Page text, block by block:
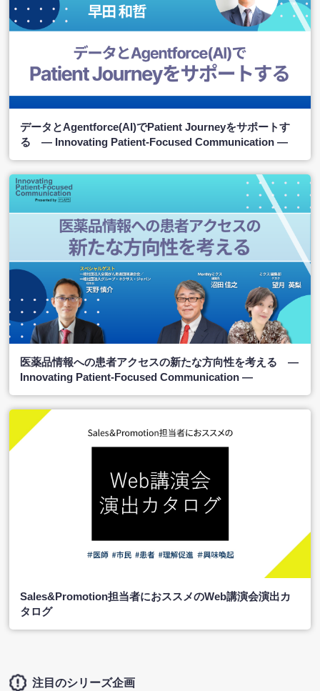
※Internet Explorer以外のブラウザおよびVPNを切断した状態でご
視聴下さい。
※運営会社と同業またはそれに準ずる会社（コンサルティング業・
代理店等）にお勤めの方のご視聴はお断りする可能性がございます
ので予めご了承下さい。
※番組の内容は2026年7月時点のものです。
データとAgentforce(AI)でPatient Journeyをサポートす
る ― Innovating Patient-Focused Communication ―
医薬品情報への患者アクセスの新たな方向性を考える ―
Innovating Patient-Focused Communication ―
Sales&Promotion担当者におススメのWeb講演会演出カ
タログ
注目のシリーズ企画